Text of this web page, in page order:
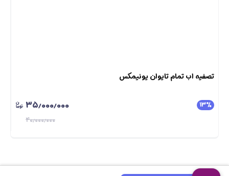
تصفیه اب تمام تایوان یونیمکس
۱۳٪ ۳۵٫۰۰۰٫۰۰۰
۴۰٫۰۰۰٫۰۰۰